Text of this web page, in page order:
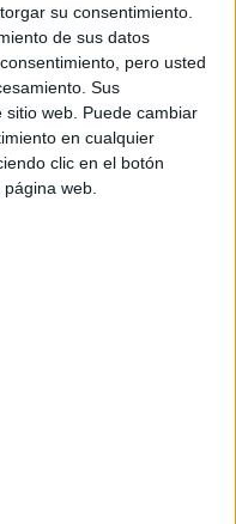
su consentimiento.
de sus datos
pero usted
Sus
web. Puede cambiar
en cualquier
clic en el botón
web.